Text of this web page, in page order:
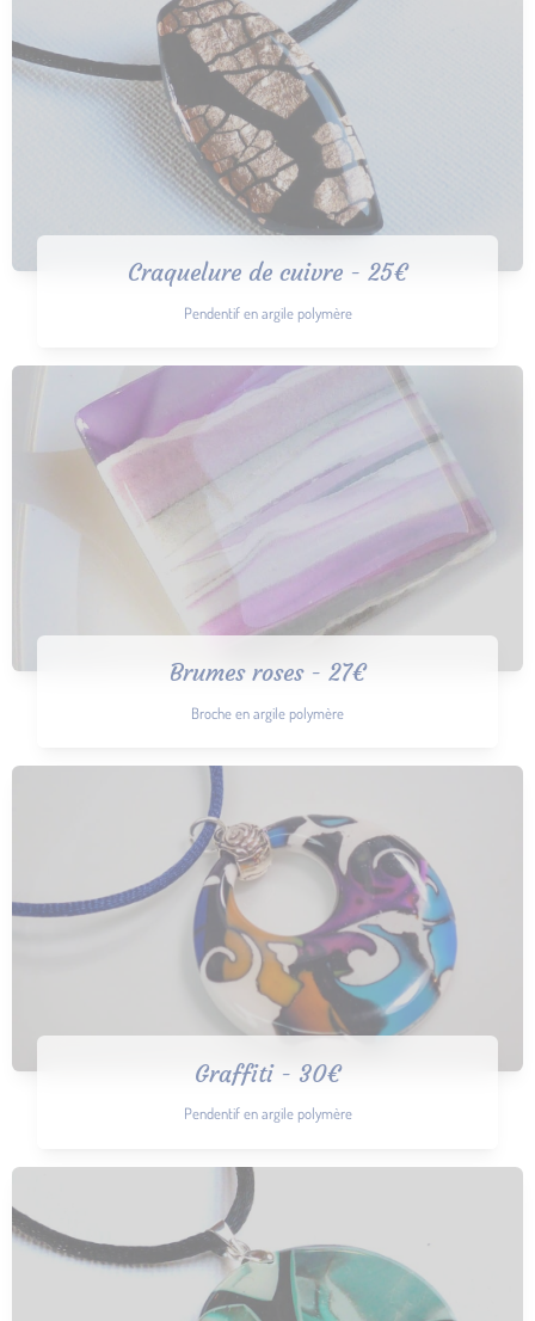
Craquelure de cuivre - 25€
Pendentif en argile polymère
Brumes roses - 27€
Broche en argile polymère
Graffiti - 30€
Pendentif en argile polymère